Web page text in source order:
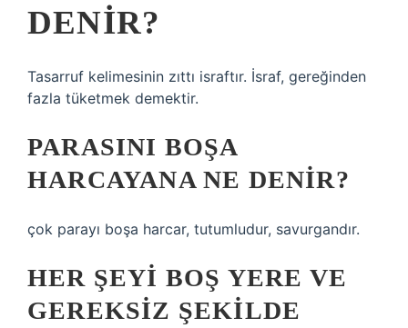
DENIR?
Tasarruf kelimesinin zıttı israftır. İsraf, gereğinden
fazla tüketmek demektir.
PARASINI BOŞA
HARCAYANA NE DENIR?
çok parayı boşa harcar, tutumludur, savurgandır.
HER ŞEYI BOŞ YERE VE
GEREKSIZ ŞEKILDE